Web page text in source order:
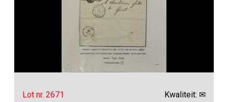
Lot nr. 2671 Kwaliteit: ✉